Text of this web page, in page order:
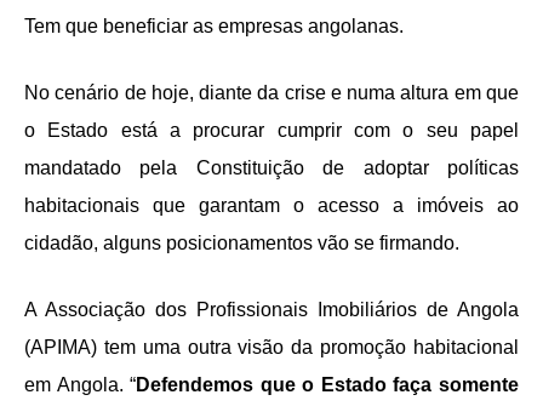
Tem que beneficiar as empresas angolanas.
No cenário de hoje, diante da crise e numa altura em que
o Estado está a procurar cumprir com o seu papel
mandatado pela Constituição de adoptar políticas
habitacionais que garantam o acesso a imóveis ao
cidadão, alguns posicionamentos vão se firmando.
A Associação dos Profissionais Imobiliários de Angola
(APIMA) tem uma outra visão da promoção habitacional
em Angola. “Defendemos que o Estado faça somente